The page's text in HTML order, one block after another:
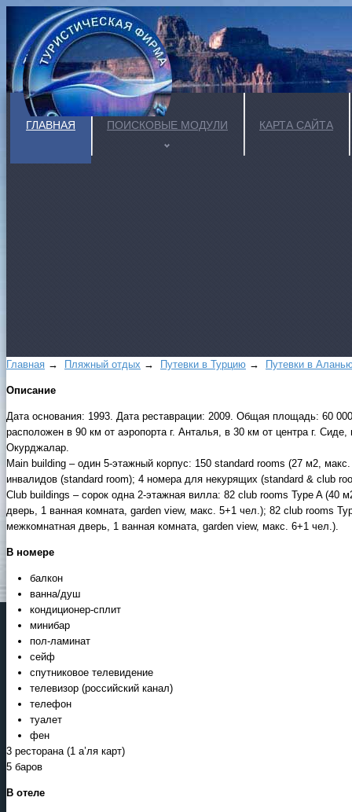
ГЛАВНАЯ ПОИСКОВЫЕ МОДУЛИ КАРТА САЙТА
Главная → Пляжный отдых → Путевки в Турцию → Путевки в
Описание
Дата основания: 1993. Дата реставрации: 2009. Общая площадь: 60
расположен в 90 км от аэропорта г. Анталья, в 30 км от центра г.
Окурджалар.
Main building – один 5-этажный корпус: 150 standard rooms (27 м2,
инвалидов (standard room); 4 номера для некурящих (standard & club
Club buildings – сорок одна 2-этажная вилла: 82 club rooms Type A (40
дверь, 1 ванная комната, garden view, макс. 5+1 чел.); 82 club rooms
межкомнатная дверь, 1 ванная комната, garden view, макс. 6+1 чел.).
В номере
балкон
ванна/душ
кондиционер-сплит
минибар
пол-ламинат
сейф
спутниковое телевидение
телевизор (российский канал)
телефон
туалет
фен
3 ресторана (1 а’ля карт)
5 баров
В отеле